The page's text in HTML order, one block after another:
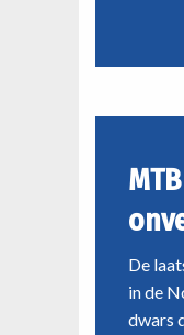
De
in de
dwars